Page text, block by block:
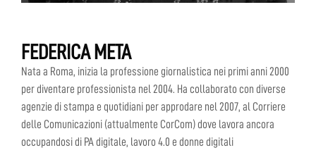
FEDERICA META
Nata a Roma, inizia la professione giornalistica nei primi anni 2000
per diventare professionista nel 2004. Ha collaborato con diverse
agenzie di stampa e quotidiani per approdare nel 2007, al Corriere
delle Comunicazioni (attualmente CorCom) dove lavora ancora
occupandosi di PA digitale, lavoro 4.0 e donne digitali